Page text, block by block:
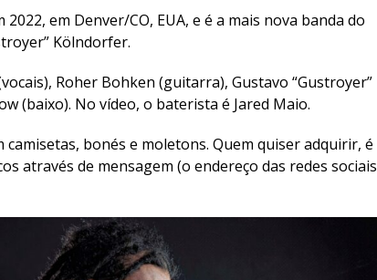
em Denver/CO, EUA, e é a mais nova banda do
Kölndorfer.
Roher Bohken (guitarra), Gustavo “Gustroyer”
(baixo). No vídeo, o baterista é Jared Maio.
bonés e moletons. Quem quiser adquirir, é
através de mensagem (o endereço das redes sociais